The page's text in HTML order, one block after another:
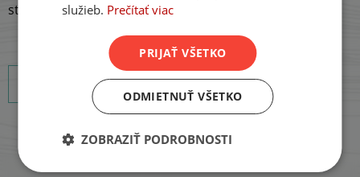
strany – veriteľ i dlžník.
Späť na Slovník pojmov
služieb. Prečítať viac
PRIJAŤ VŠETKO
ODMIETNUŤ VŠETKO
ZOBRAZIŤ PODROBNOSTI